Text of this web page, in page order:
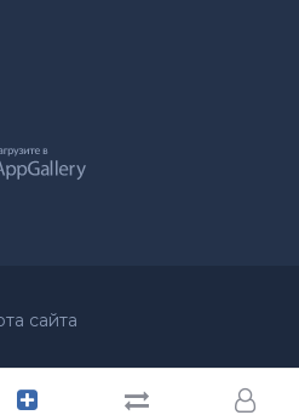
сайта
Все права защищены